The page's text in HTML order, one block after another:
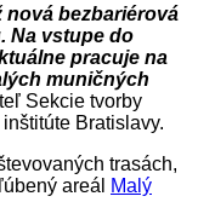
nová bezbariérová
Na vstupe do
pracuje na
muničných
Sekcie tvorby
Bratislavy.
trasách,
areál
Malý